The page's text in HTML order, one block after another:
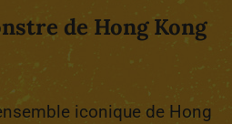
de Hong Kong
iconique de Hong